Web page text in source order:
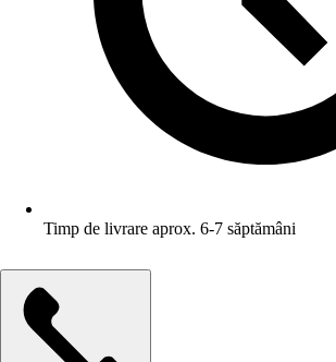
Timp de livrare aprox. 6-7 săptămâni